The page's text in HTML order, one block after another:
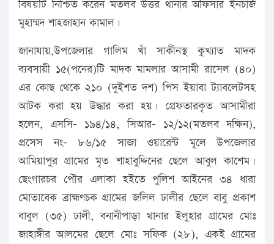
বিষয়টি নিশ্চিত করেন মতলব উত্তর থানার অফিসার ইনচার্জ
মুহাম্মদ শাহজাহান কামাল।
জানাযায়,উপজেলার গালিম খাঁ সাকীনস্থ কুখ্যাত মাদক
ব্যবসায়ী ১৫(পনের)টি মাদক মামলার আসামী রাসেল (৪০)
এর কোছ থেকে ২১০ (দুইশত দশ) পিস ইয়াবা ট্যাবলেটসহ
আটক করা হয় উদ্ধার করা হয়। গ্রেফতারকৃত আসামীরা
হলেন, এসসি- ১৯৪/১৪, সিআর- ১২/১২(মতলব দক্ষিন),
প্রসেস নং- ৮৬/১৫ সাজা ওয়ারেন্ট মূলে উপজেলার
আমিয়াপুর গ্রামের মৃত শাহাবুদ্দিনের ছেলে আবুল কাশেম।
ছেংগারচর পৌর এলাকা হইতে পুলিশ আইনের ৩৪ ধারা
মোতাবেক ব্রাহ্মণচক গ্রামের জলিল ঢালীর ছেলে বাবু প্রকাশ
বাবুল (৩৫) ঢালী, বনানীপাড়া থানার ইলুহার গ্রামের মোঃ
জাহাঙ্গীর আলমের ছেলে মোঃ সফিক (২৮), একই গ্রামের